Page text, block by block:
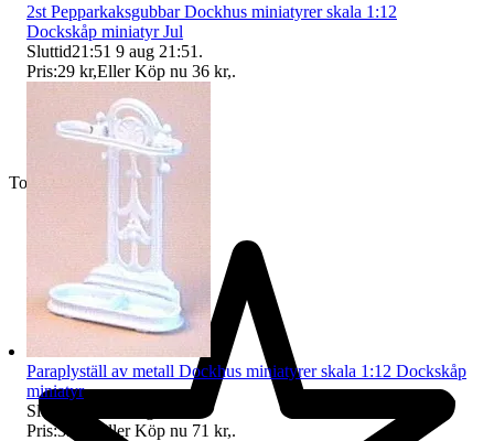
Toppsäljare
2st Pepparkaksgubbar Dockhus miniatyrer skala 1:12
Dockskåp miniatyr Jul
Sluttid21:51 9 aug 21:51 .
Pris:29 kr,Eller Köp nu 36 kr,.
Paraplyställ av metall Dockhus miniatyrer skala 1:12 Dockskåp
miniatyr
Sluttid
Pris:39 kr Eller Köp nu 71 kr,.